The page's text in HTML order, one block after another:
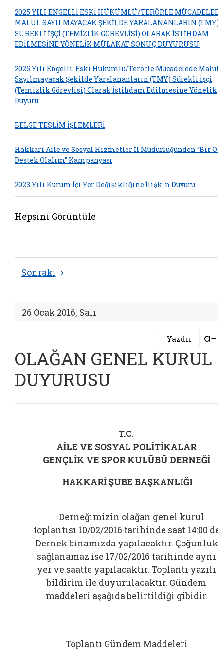
2025 YILI ENGELLİ ESKİ HÜKÜMLÜ/TERÖRLE
MALUL SAYILMAYACAK ŞEKİLDE YARALANANLARIN
SÜREKLİ İŞÇİ (TEMİZLİK GÖREVLİSİ) OLARAK İSTİHDAM
EDİLMESİNE YÖNELİK MÜLAKAT SONUÇ DUYURUSU
2025 Yılı Engelli, Eski Hükümlü/Terörle Mücadelede
Sayılmayacak Şekilde Yaralananların (TMY) Sürekli İşçi
(Temizlik Görevlisi) Olarak İstihdam Edilmesine Yönelik
Duyuru
BELGE TESLİM İŞLEMLERİ
Hakkari Aile ve Sosyal Hizmetler İl Müdürlüğünden “Bir
Destek Olalım” Kampanyası
2023 Yılı Kurum İçi Yer Değişikliğine İlişkin Duyuru
Hepsini Görüntüle
Sonraki
26 Ocak 2016, Salı
Yazdır
OLAĞAN GENEL KURUL
DUYURUSU
T.C.
AİLE VE SOSYAL POLİTİKALAR
GENÇLİK VE SPOR KULÜBÜ DERNEĞİ
HAKKARİ ŞUBE BAŞKANLIĞI
Derneğimizin olağan genel kurul
toplantısı 10/02/2016 tarihinde saat 14:00
Dernek binamızda yapılacaktır. Çoğunluk
sağlanamaz ise 17/02/2016 tarihinde aynı
yer ve saatte yapılacaktır. Toplantı yazılı
bildirim ile duyurulacaktır. Gündem
maddeleri aşağıda belirtildiği gibidir.
Toplantı Gündem Maddeleri